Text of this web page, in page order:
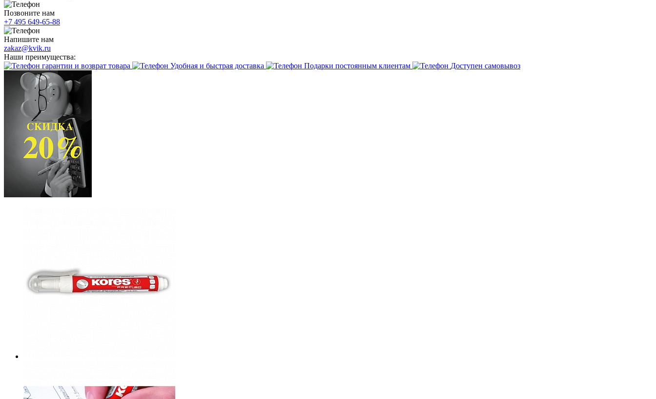
Позвоните нам
+7 495 649-65-88
Напишите нам
zakaz@kvik.ru
Наши преимущества:
гарантии и возврат товара
Удобная и быстрая доставка Подарки постоянным клиентам Доступен самовывоз